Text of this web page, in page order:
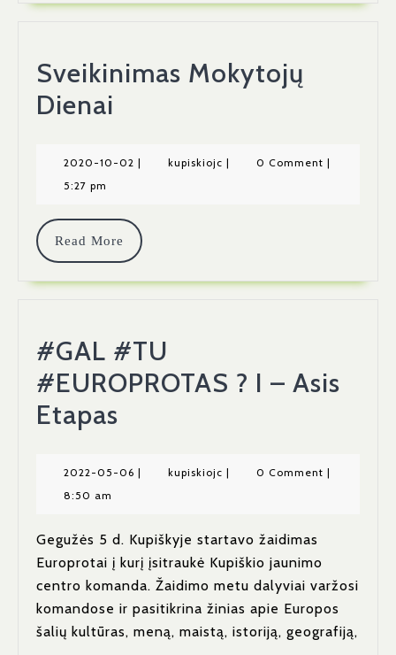
Sveikinimas Mokytojų
Dienai
Dienai
2020-10-02 2020-
| kupiskiojc kupiskiojc
| 0 Comment |
5:27 pm
Read More
Read
#GAL #TU
#EUROPROTAS ? I – Asis
Etapas
#EUROPROTAS
I
–
Asis
Etapas
2022-05-06 2022-
| kupiskiojc kupiskiojc
| 0 Comment |
8:50 am
Gegužės 5 d. Kupiškyje startavo žaidimas
Europrotai į kurį įsitraukė Kupiškio jaunimo
centro komanda. Žaidimo metu dalyviai varžosi
komandose ir pasitikrina žinias apie Europos
šalių kultūras, meną, maistą, istoriją, geografiją,